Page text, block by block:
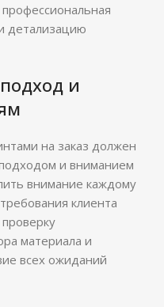
детализацию
и
на заказ должен
и вниманием
внимание каждому
клиента
материала и
всех ожиданий